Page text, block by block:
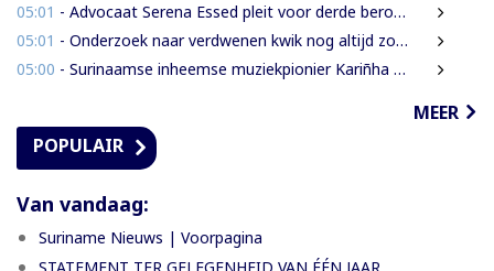
05:01 - Advocaat Serena Essed pleit voor derde beroepsinstantie onder gezag van CCJ
05:01 - Onderzoek naar verdwenen kwik nog altijd zonder resultaat
05:00 - Surinaamse inheemse muziekpionier Kariñha Basi krijgt oeuvreprijs in Rotterdam
MEER
POPULAIR
Van vandaag:
Suriname Nieuws | Voorpagina